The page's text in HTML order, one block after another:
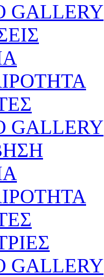
GALLERY
GALLERY
GALLERY